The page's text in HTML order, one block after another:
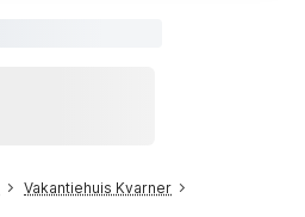
Vakantiehuis Kvarner